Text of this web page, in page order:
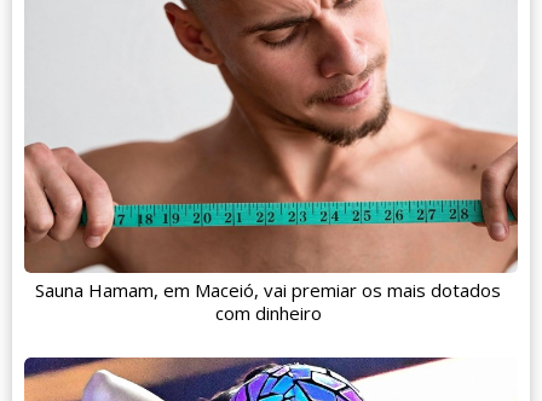
Sauna Hamam, em Maceió, vai premiar os mais dotados
com dinheiro